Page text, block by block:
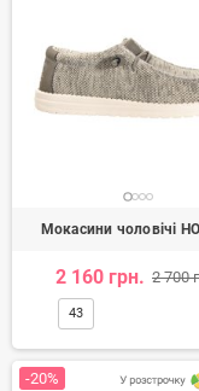
Мокасини чоловічі
2 160 грн. 2 700
43
-20%